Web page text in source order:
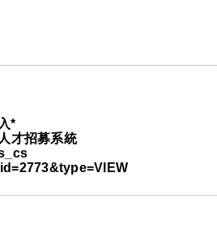
*
才招募系統